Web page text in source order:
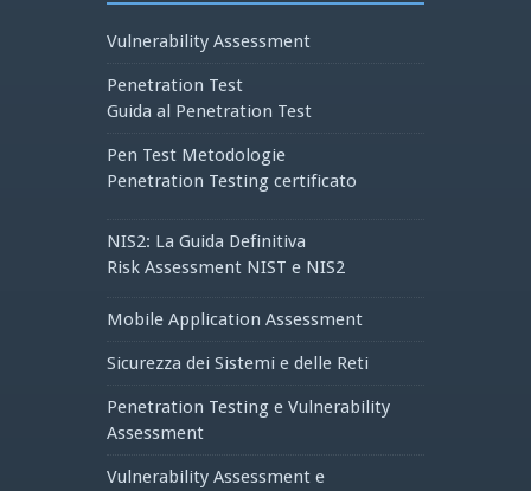
Vulnerability Assessment
Penetration Test
Guida al Penetration Test
Pen Test Metodologie
Penetration Testing certificato
NIS2: La Guida Definitiva
Risk Assessment NIST e NIS2
Mobile Application Assessment
Sicurezza dei Sistemi e delle Reti
Penetration Testing e Vulnerability
Assessment
Vulnerability Assessment e